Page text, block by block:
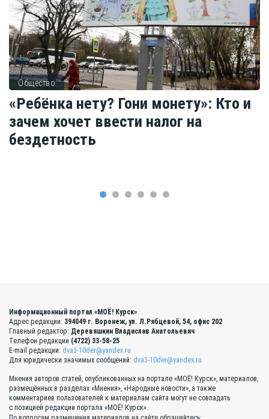
Общество
«Ребёнка нету? Гони монету»: Кто и
зачем хочет ввести налог на
бездетность
Информационный портал «МОЁ! Курск»
Адрес редакции: 394049 г. Воронеж, ул. Л.Рябцевой, 54, офис 202
Главный редактор: Деревяшкин Владислав Анатольевич
Телефон редакции (4722) 33-58-25
E-mail редакции: dva3-10der@yandex.ru
Для юридически значимых сообщений: dva3-10der@yandex.ru
Мнения авторов статей, опубликованных на портале «МОЁ! Курск», материалов,
размещённых в разделах «Мнения», «Народные новости», а также
комментариев пользователей к материалам сайта могут не совпадать
с позицией редакции портала «МОЁ! Курск».